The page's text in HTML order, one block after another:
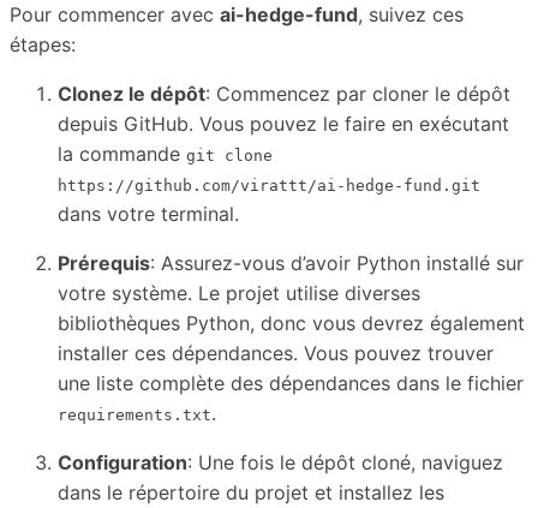
Pour commencer avec ai-hedge-fund, suivez ces
étapes:
Clonez le dépôt: Commencez par cloner le dépôt
depuis GitHub. Vous pouvez le faire en exécutant
la commande git clone
https://github.com/virattt/ai-hedge-fund.git
dans votre terminal.
Prérequis: Assurez-vous d’avoir Python installé sur
votre système. Le projet utilise diverses
bibliothèques Python, donc vous devrez également
installer ces dépendances. Vous pouvez trouver
une liste complète des dépendances dans le fichier
requirements.txt.
Configuration: Une fois le dépôt cloné, naviguez
dans le répertoire du projet et installez les